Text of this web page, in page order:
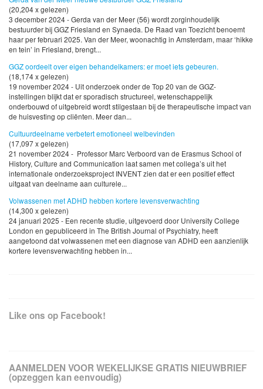
(20,204 x gelezen)
3 december 2024 - Gerda van der Meer (56) wordt zorginhoudelijk
bestuurder bij GGZ Friesland en Synaeda. De Raad van Toezicht benoemt
haar per februari 2025. Van der Meer, woonachtig in Amsterdam, maar ‘hikke
en tein’ in Friesland, brengt...
GGZ oordeelt over eigen behandelkamers: er moet iets gebeuren.
(18,174 x gelezen)
19 november 2024 - Uit onderzoek onder de Top 20 van de GGZ-
instellingen blijkt dat er sporadisch structureel, wetenschappelijk
onderbouwd of uitgebreid wordt stilgestaan bij de therapeutische impact van
de huisvesting op cliënten. Meer dan...
Cultuurdeelname verbetert emotioneel welbevinden
(17,097 x gelezen)
21 november 2024 - Professor Marc Verboord van de Erasmus School of
History, Culture and Communication laat samen met collega’s uit het
internationale onderzoeksproject INVENT zien dat er een positief effect
uitgaat van deelname aan culturele...
Volwassenen met ADHD hebben kortere levensverwachting
(14,300 x gelezen)
24 januari 2025 - Een recente studie, uitgevoerd door University College
London en gepubliceerd in The British Journal of Psychiatry, heeft
aangetoond dat volwassenen met een diagnose van ADHD een aanzienlijk
kortere levensverwachting hebben in...
Like ons op Facebook!
AANMELDEN VOOR WEKELIJKSE GRATIS NIEUWBRIEF
(opzeggen kan eenvoudig)